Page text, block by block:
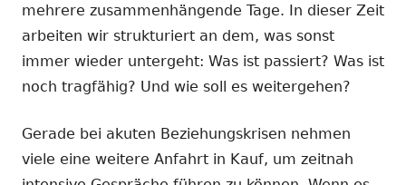
mehrere zusammenhängende Tage. In dieser Zeit
arbeiten wir strukturiert an dem, was sonst
immer wieder untergeht: Was ist passiert? Was ist
noch tragfähig? Und wie soll es weitergehen?
Gerade bei akuten Beziehungskrisen nehmen
viele eine weitere Anfahrt in Kauf, um zeitnah